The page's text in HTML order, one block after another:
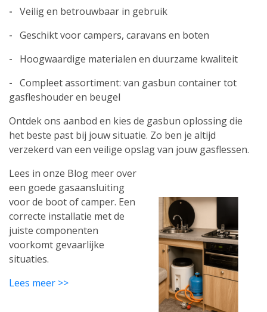
- Veilig en betrouwbaar in gebruik
- Geschikt voor campers, caravans en boten
- Hoogwaardige materialen en duurzame kwaliteit
- Compleet assortiment: van gasbun container tot
gasfleshouder en beugel
Ontdek ons aanbod en kies de gasbun oplossing die
het beste past bij jouw situatie. Zo ben je altijd
verzekerd van een veilige opslag van jouw gasflessen.
Lees in onze Blog meer over
een goede gasaansluiting
voor de boot of camper. Een
correcte installatie met de
juiste componenten
voorkomt gevaarlijke
situaties.
Lees meer >>